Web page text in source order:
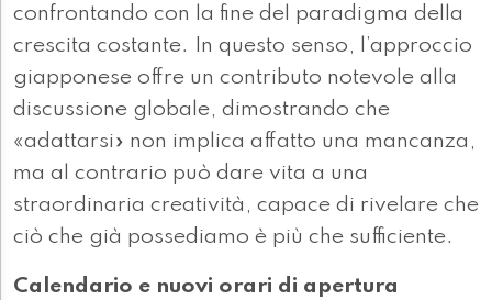
confrontando con la fine del paradigma della
crescita costante. In questo senso, l’approccio
giapponese offre un contributo notevole alla
discussione globale, dimostrando che
«adattarsi» non implica affatto una mancanza,
ma al contrario può dare vita a una
straordinaria creatività, capace di rivelare che
ciò che già possediamo è più che sufficiente.
Calendario e nuovi orari di apertura